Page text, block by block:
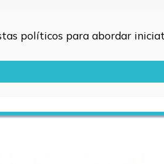
políticos para abordar